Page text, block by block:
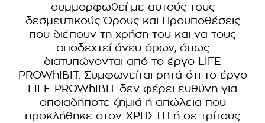
συμμορφωθεί με αυτούς τους
δεσμευτικούς Όρους και Προϋποθέσεις
που διέπουν τη χρήση του και να τους
αποδεχτεί άνευ όρων, όπως
διατυπώνονται από το έργο LIFE
PROWhIBIT. Συμφωνείται ρητά ότι το έργο
LIFE PROWhIBIT δεν φέρει ευθύνη για
οποιαδήποτε ζημιά ή απώλεια που
προκλήθηκε στον ΧΡΗΣΤΗ ή σε τρίτους